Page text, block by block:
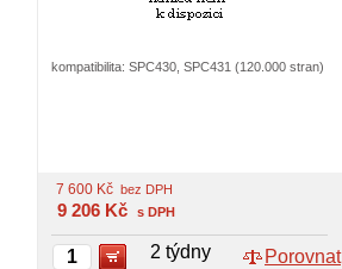
kompatibilita: SPC430, SPC431 (120.000 stran)
7 600 Kč bez DPH
9 206 Kč s DPH
Porovnat
2 týdny